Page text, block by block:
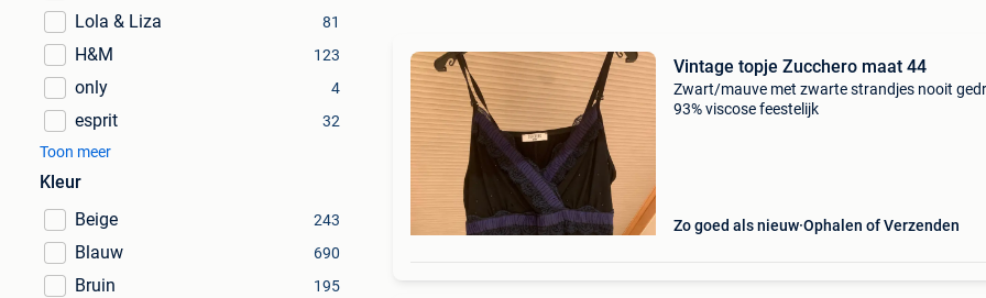
Lola & Liza 81
H&M 123
only 4
esprit
32
Toon meer
Kleur
Beige
243
Blauw 690
Bruin 195
Vintage topje Zucchero maat 44
Zwart/mauve met zwarte strandjes nooit
93% viscose feestelijk
Zo goed als nieuw Ophalen of Verzenden